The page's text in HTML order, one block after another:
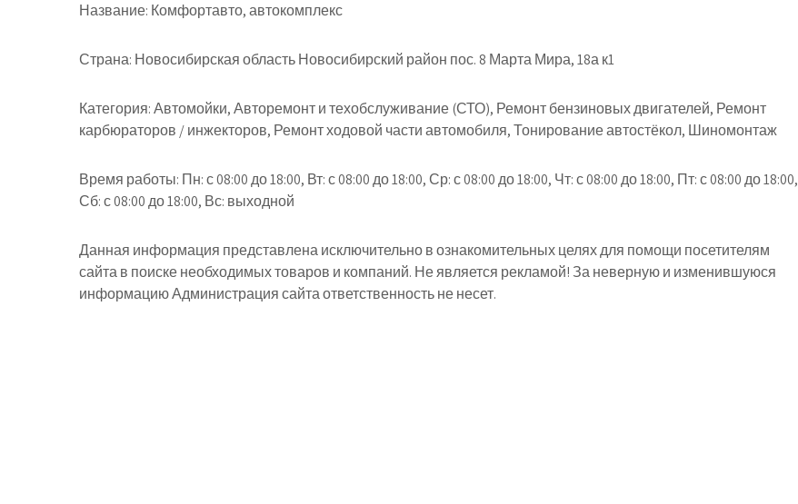
Название: Комфортавто, автокомплекс
Страна: Новосибирская область Новосибирский район пос. 8 Марта Мира, 18а к1
Категория:Автомойки, Авторемонт и техобслуживание (СТО), Ремонт бензиновых двигателей, Ремонт
карбюраторов / инжекторов, Ремонт ходовой части автомобиля, Тонирование автостёкол, Шиномонтаж
Время работы: Пн: с 08:00 до 18:00, Вт: с 08:00 до 18:00, Ср: с 08:00 до 18:00, Чт: с 08:00 до 18:00, Пт: с 08:00 до 18:00,
Сб: с 08:00 до 18:00, Вс: выходной
Данная информация представлена исключительно в ознакомительных целях для помощи посетителям
сайта в поиске необходимых товаров и компаний. Не является рекламой! За неверную и изменившуюся
информацию Администрация сайта ответственность не несет.